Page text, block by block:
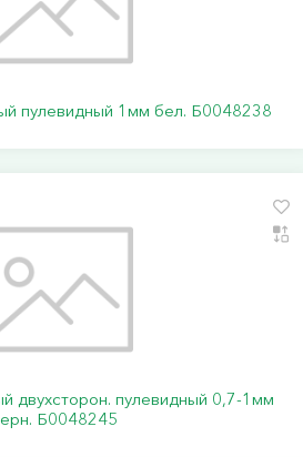
пулевидный 1мм бел. Б0048238
двухсторон. пулевидный 0,7-1мм
Б0048245